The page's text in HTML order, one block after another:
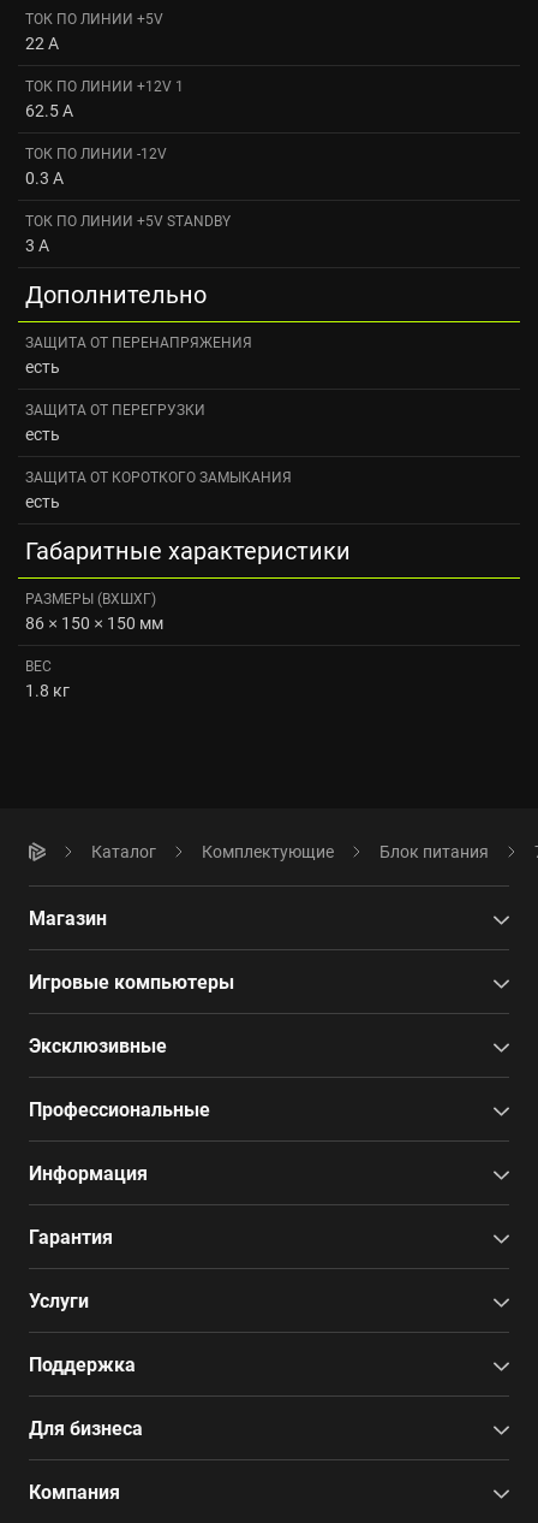
ТОК ПО ЛИНИИ +5V
22 А
ТОК ПО ЛИНИИ +12V 1
62.5 А
ТОК ПО ЛИНИИ -12V
0.3 A
ТОК ПО ЛИНИИ +5V STANDBY
3 A
Дополнительно
ЗАЩИТА ОТ ПЕРЕНАПРЯЖЕНИЯ
есть
ЗАЩИТА ОТ ПЕРЕГРУЗКИ
есть
ЗАЩИТА ОТ КОРОТКОГО ЗАМЫКАНИЯ
есть
Габаритные характеристики
РАЗМЕРЫ (ВXШXГ)
86 × 150 × 150 мм
ВЕС
1.8 кг
Каталог Комплектующие Блок питания
Магазин
Игровые компьютеры
Эксклюзивные
Профессиональные
Информация
Гарантия
Услуги
Поддержка
Для бизнеса
Компания